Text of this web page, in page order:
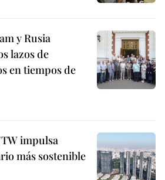
y Rusia
lazos de
en tiempos de
impulsa
más sostenible